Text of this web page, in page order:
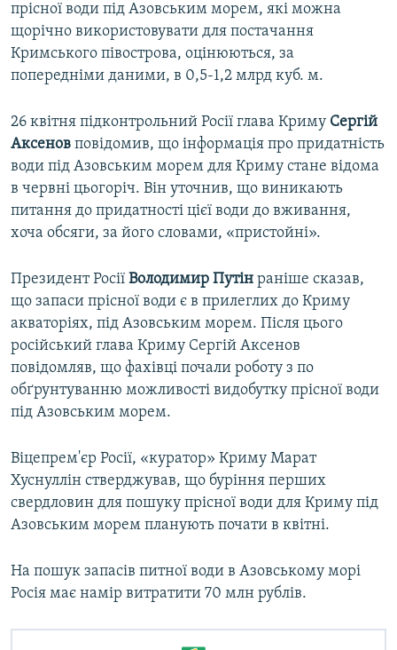
прісної води під Азовським морем, які можна
щорічно використовувати для постачання
Кримського півострова, оцінюються, за
попередніми даними, в 0,5-1,2 млрд куб. м.
26 квітня підконтрольний Росії глава Криму Сергій
Аксенов повідомив, що інформація про придатність
води під Азовським морем для Криму стане відома
в червні цьогоріч. Він уточнив, що виникають
питання до придатності цієї води до вживання,
хоча обсяги, за його словами, «пристойні».
Президент Росії Володимир Путін раніше сказав,
що запаси прісної води є в прилеглих до Криму
акваторіях, під Азовським морем. Після цього
російський глава Криму Сергій Аксенов
повідомляв, що фахівці почали роботу з по
обґрунтуванню можливості видобутку прісної води
під Азовським морем.
Віцепрем'єр Росії, «куратор» Криму Марат
Хуснуллін стверджував, що буріння перших
свердловин для пошуку прісної води для Криму під
Азовським морем планують почати в квітні.
На пошук запасів питної води в Азовському морі
Росія має намір витратити 70 млн рублів.